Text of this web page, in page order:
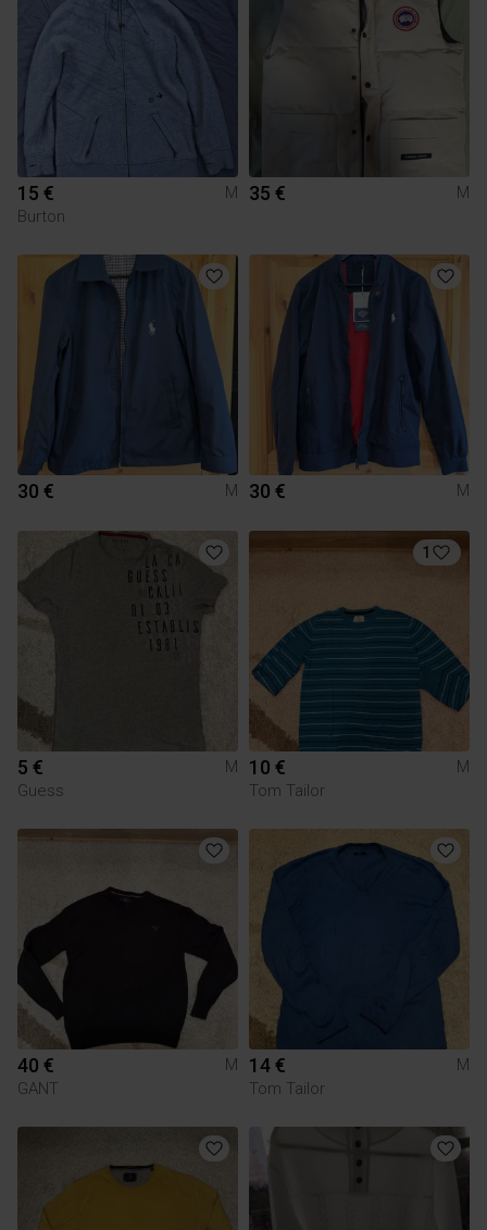
15 €
M
Burton
35 € M
30 € M 30 € M
5 €
M
Guess
1
10 €
M
Tom Tailor
40 €
M
GANT
14 €
M
Tom Tailor